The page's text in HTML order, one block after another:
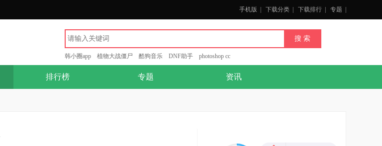
手机版 下载分类 下载排行 专题
韩小圈app 植物大战僵尸 酷狗音乐 DNF助手 photoshop cc
排行榜 专题 资讯